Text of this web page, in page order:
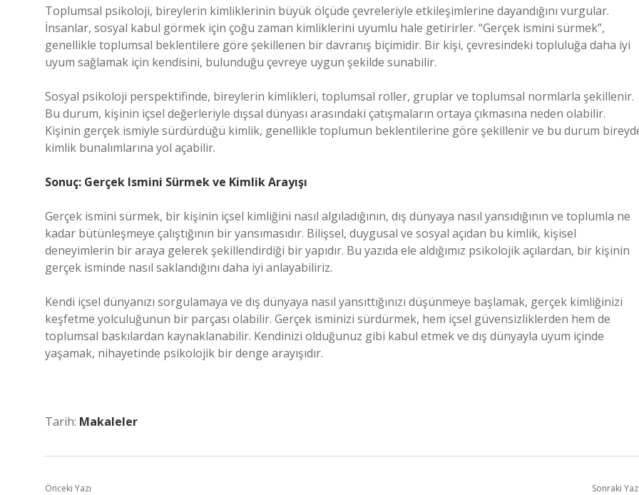
Toplumsal psikoloji, bireylerin kimliklerinin büyük ölçüde çevreleriyle etkileşimlerine dayandığını vurgular.
İnsanlar, sosyal kabul görmek için çoğu zaman kimliklerini uyumlu hale getirirler. “Gerçek ismini sürmek”,
genellikle toplumsal beklentilere göre şekillenen bir davranış biçimidir. Bir kişi, çevresindeki topluluğa daha iyi
uyum sağlamak için kendisini, bulunduğu çevreye uygun şekilde sunabilir.
Sosyal psikoloji perspektifinde, bireylerin kimlikleri, toplumsal roller, gruplar ve toplumsal normlarla şekillenir.
Bu durum, kişinin içsel değerleriyle dışsal dünyası arasındaki çatışmaların ortaya çıkmasına neden olabilir.
Kişinin gerçek ismiyle sürdürdüğü kimlik, genellikle toplumun beklentilerine göre şekillenir ve bu durum
kimlik bunalımlarına yol açabilir.
Sonuç: Gerçek Ismini Sürmek ve Kimlik Arayışı
Gerçek ismini sürmek, bir kişinin içsel kimliğini nasıl algıladığının, dış dünyaya nasıl yansıdığının ve toplumla ne
kadar bütünleşmeye çalıştığının bir yansımasıdır. Bilişsel, duygusal ve sosyal açıdan bu kimlik, kişisel
deneyimlerin bir araya gelerek şekillendirdiği bir yapıdır. Bu yazıda ele aldığımız psikolojik açılardan, bir kişinin
gerçek isminde nasıl saklandığını daha iyi anlayabiliriz.
Kendi içsel dünyanızı sorgulamaya ve dış dünyaya nasıl yansıttığınızı düşünmeye başlamak, gerçek kimliğinizi
keşfetme yolculuğunun bir parçası olabilir. Gerçek isminizi sürdürmek, hem içsel güvensizliklerden hem de
toplumsal baskılardan kaynaklanabilir. Kendinizi olduğunuz gibi kabul etmek ve dış dünyayla uyum içinde
yaşamak, nihayetinde psikolojik bir denge arayışıdır.
Tarih: Makaleler
Önceki Yazı Sonraki